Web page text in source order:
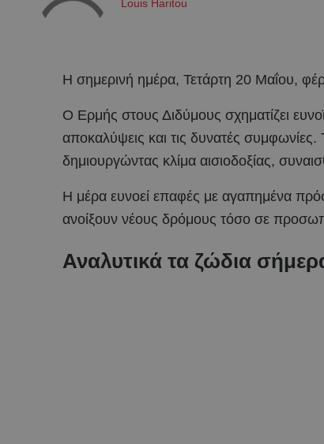
Louis Haritou
Η σημερινή ημέρα, Τετάρτη 20 Μαΐου,
Ο Ερμής στους Διδύμους σχηματίζει
αποκαλύψεις και τις δυνατές
δημιουργώντας κλίμα αισιοδοξίας,
Η μέρα ευνοεί επαφές με αγαπημένα
ανοίξουν νέους δρόμους τόσο σε
Αναλυτικά τα ζώδια